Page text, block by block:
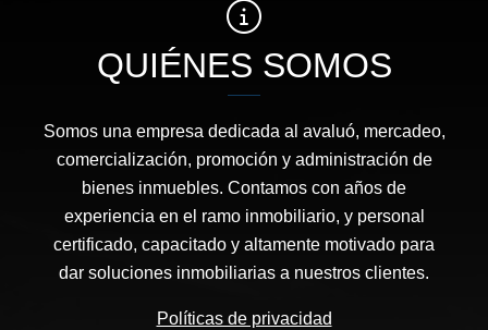
QUIÉNES SOMOS
Somos una empresa dedicada al avaluó, mercadeo,
comercialización, promoción y administración de
bienes inmuebles. Contamos con años de
experiencia en el ramo inmobiliario, y personal
certificado, capacitado y altamente motivado para
dar soluciones inmobiliarias a nuestros clientes.
Políticas de privacidad